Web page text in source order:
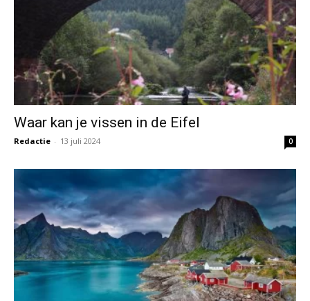
Waar kan je vissen in de Eifel
Redactie - 13 juli 2024 0